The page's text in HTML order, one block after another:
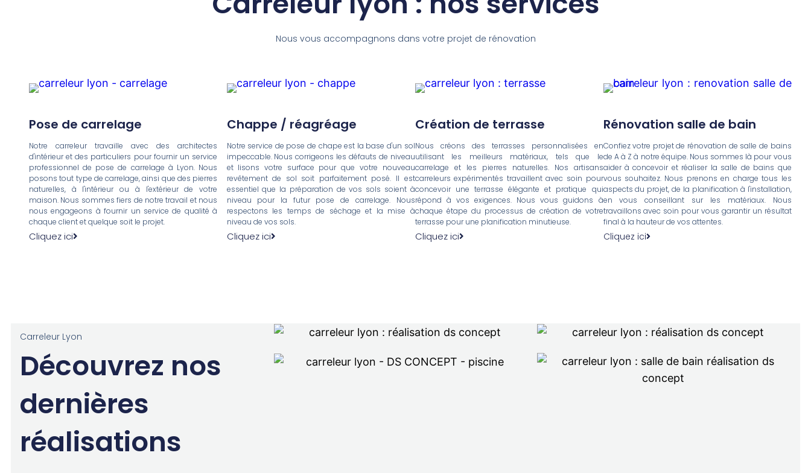
Nous vous accompagnons dans votre projet de rénovation
Pose de carrelage
Notre carreleur travaille avec des architectes
d'intérieur et des particuliers pour fournir un service
professionnel de pose de carrelage à Lyon. Nous
posons tout type de carrelage, ainsi que des pierres
naturelles, à l'intérieur ou à l'extérieur de votre
maison. Nous sommes fiers de notre travail et nous
nous engageons à fournir un service de qualité à
chaque client et quelque soit le projet.
Cliquez ici
Chappe / réagréage
Notre service de pose de chape est la base d'un sol
impeccable. Nous corrigeons les défauts de niveau
et lisons votre surface pour que votre nouveau
revêtement de sol soit parfaitement posé. Il est
essentiel que la préparation de vos sols soient à
niveau pour la futur pose de carrelage. Nous
respectons les temps de séchage et la mise à
niveau de vos sols.
Cliquez ici
Création de terrasse
Nous créons des terrasses personnalisées en
utilisant les meilleurs matériaux, tels que le
carrelage et les pierres naturelles. Nos artisans
carreleurs expérimentés travaillent avec soin pour
concevoir une terrasse élégante et pratique qui
répond à vos exigences. Nous vous guidons à
chaque étape du processus de création de votre
terrasse pour une planification minutieuse.
Cliquez ici
Rénovation salle de bain
Confiez votre projet de rénovation de salle de bains
de A à Z à notre équipe. Nous sommes là pour vous
aider à concevoir et réaliser la salle de bains que
vous souhaitez. Nous prenons en charge tous les
aspects du projet, de la planification à l'installation,
en vous conseillant sur les matériaux. Nous
travaillons avec soin pour vous garantir un résultat
final à la hauteur de vos attentes.
Cliquez ici
Carreleur Lyon
Découvrez nos
dernières
réalisations